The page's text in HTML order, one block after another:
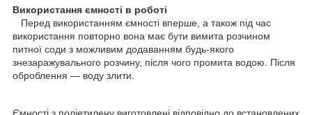
Використання ємності в роботі
Перед використанням ємності вперше, а також під час
використання повторно вона має бути вимита розчином
питної соди з можливим додаванням будь-якого
знезаражувального розчину, після чого промита водою. Після
оброблення — воду злити.
Ємності з поліетилену виготовлені відповідно до встановлених